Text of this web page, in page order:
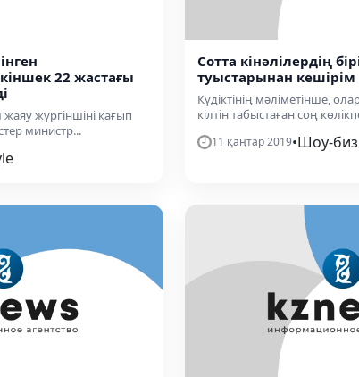
22 жастағы
жүргіншіні қағып
министр...
Сотта кінәлілердің
туыстарынан
Күдіктінің мәліметінше,
кілтін табыстаған соң
11 қаңтар 2019•Шоу-